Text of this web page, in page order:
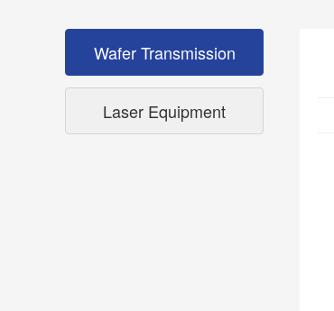
Wafer Transmission
Laser Equipment